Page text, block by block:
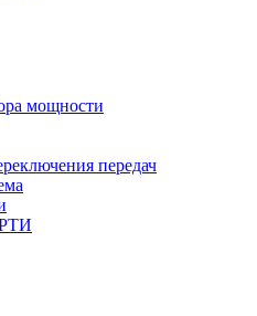
мощности
передач